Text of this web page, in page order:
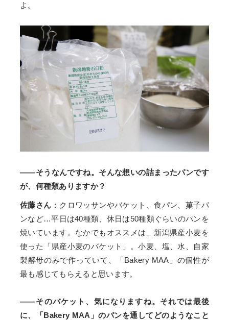
よ。
――そうなんですね。そんな想いの詰まったパンです
が、何種類ありますか？
佐藤さん ：クロワッサンやバケット、食パン、菓子パ
ンなど…平日は40種類、休日は50種類ぐらいのパンを
焼いています。なかでもオススメは、新潟県産小麦を
使った「県産小麦のバケット」。小麦、塩、水、自家
製酵母のみで作っていて、「Bakery MAA」の個性が
最も感じてもらえると思います。
――そのバケット、気になりますね。それでは最後
に、「Bakery MAA」のパンを通してどのようなこと